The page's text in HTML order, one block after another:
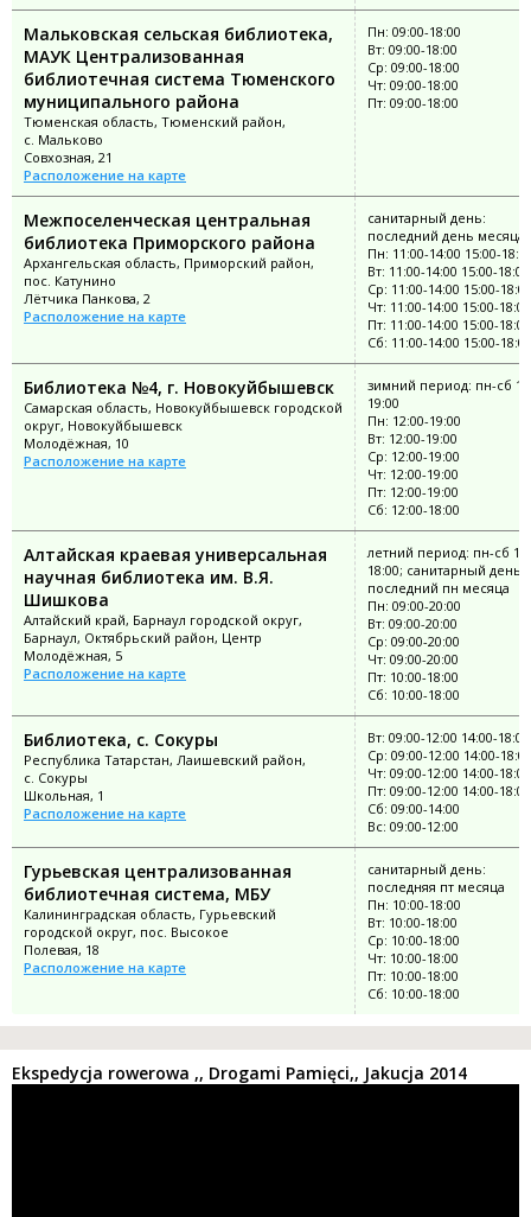
Мальковская сельская библиотека,
МАУК Централизованная
библиотечная система Тюменского
муниципального района
Тюменская область, Тюменский район,
с. Мальково
Совхозная, 21
Расположение на карте
Пн: 09:00-18:00
Вт: 09:00-18:00
Ср: 09:00-18:00
Чт: 09:00-18:00
Пт: 09:00-18:00
Межпоселенческая центральная
библиотека Приморского района
Архангельская область, Приморский район,
пос. Катунино
Лётчика Панкова, 2
Расположение на карте
санитарный день:
последний день месяца
Пн: 11:00-14:00 15:00-
Вт: 11:00-14:00 15:00-18:00
Ср: 11:00-14:00 15:00-18:00
Чт: 11:00-14:00 15:00-18:00
Пт: 11:00-14:00 15:00-18:00
Сб: 11:00-14:00 15:00-18:00
Библиотека №4, г. Новокуйбышевск
Самарская область, Новокуйбышевск городской
округ, Новокуйбышевск
Молодёжная, 10
Расположение на карте
зимний период: пн-сб
19:00
Пн: 12:00-19:00
Вт: 12:00-19:00
Ср: 12:00-19:00
Чт: 12:00-19:00
Пт: 12:00-19:00
Сб: 12:00-18:00
Алтайская краевая универсальная
научная библиотека им. В.Я.
Шишкова
Алтайский край, Барнаул городской округ,
Барнаул, Октябрьский район, Центр
Молодёжная, 5
Расположение на карте
летний период: пн-сб
18:00; санитарный день:
последний пн месяца
Пн: 09:00-20:00
Вт: 09:00-20:00
Ср: 09:00-20:00
Чт: 09:00-20:00
Пт: 10:00-18:00
Сб: 10:00-18:00
Библиотека, с. Сокуры
Республика Татарстан, Лаишевский район,
с. Сокуры
Школьная, 1
Расположение на карте
Вт: 09:00-12:00 14:00-18:00
Ср: 09:00-12:00 14:00-18:00
Чт: 09:00-12:00 14:00-18:00
Пт: 09:00-12:00 14:00-18:00
Сб: 09:00-14:00
Вс: 09:00-12:00
Гурьевская централизованная
библиотечная система, МБУ
Калининградская область, Гурьевский
городской округ, пос. Высокое
Полевая, 18
Расположение на карте
санитарный день:
последняя пт месяца
Пн: 10:00-18:00
Вт: 10:00-18:00
Ср: 10:00-18:00
Чт: 10:00-18:00
Пт: 10:00-18:00
Сб: 10:00-18:00
Ekspedycja rowerowa ,, Drogami Pamięci,, Jakucja 2014